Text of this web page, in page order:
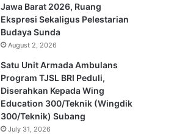
Jawa Barat 2026, Ruang
Ekspresi Sekaligus Pelestarian
Budaya Sunda
August 2, 2026
Satu Unit Armada Ambulans
Program TJSL BRI Peduli,
Diserahkan Kepada Wing
Education 300/Teknik (Wingdik
300/Teknik) Subang
July 31, 2026